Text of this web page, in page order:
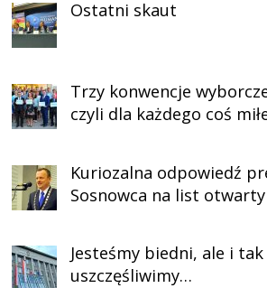
Ostatni skaut
Trzy konwencje
czyli dla każdego coś
Kuriozalna odpowiedź
Sosnowca na list
Jesteśmy biedni, ale i tak
uszczęśliwimy…